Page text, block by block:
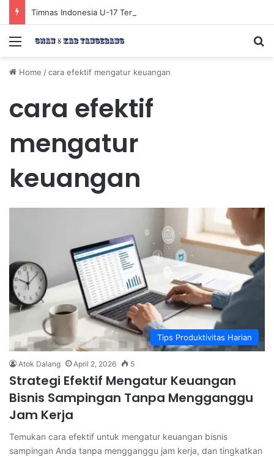
Menu
Home /cara efektif mengatur keuangan
cara efektif
mengatur
keuangan
Tips Produktivitas Harian
Atok Dalang April 2, 2026 5
Strategi Efektif Mengatur Keuangan
Bisnis Sampingan Tanpa Mengganggu
Jam Kerja
Temukan cara efektif untuk mengatur keuangan bisnis
sampingan Anda tanpa mengganggu jam kerja, dan tingkatkan